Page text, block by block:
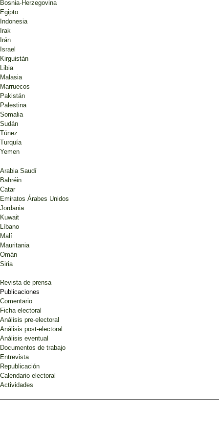
Bosnia-Herzegovina
Egipto
Indonesia
Irak
Irán
Israel
Kirguistán
Libia
Malasia
Marruecos
Pakistán
Palestina
Somalia
Sudán
Túnez
Turquía
Yemen
Arabia Saudí
Bahréin
Catar
Emiratos Árabes Unidos
Jordania
Kuwait
Líbano
Malí
Mauritania
Omán
Siria
Revista de prensa
Publicaciones
Comentario
Ficha electoral
Análisis pre-electoral
Análisis post-electoral
Análisis eventual
Documentos de trabajo
Entrevista
Republicación
Calendario electoral
Actividades
Túnez
Tunisia says 50,000 joined consult
ahead of new constitution
Comentarios
Túnez
Túnez ante la reválida electoral en
un clima de profundo escepticismo
Rafael Bustos
Publicaciones
político
Análisis eventual 2019
OPEMAM